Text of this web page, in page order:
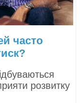
часто
розвитку